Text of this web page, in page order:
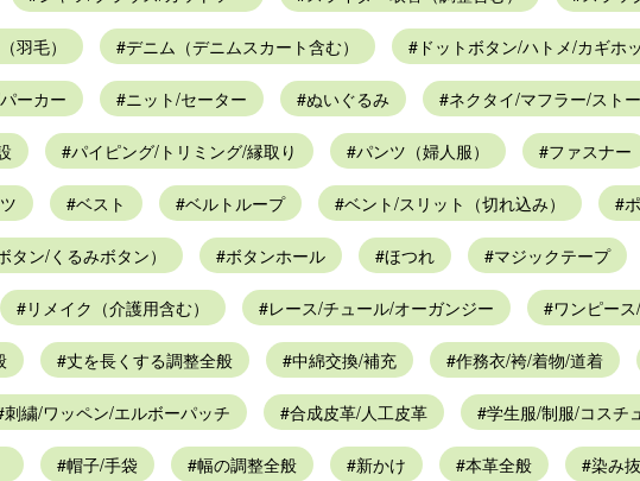
羽毛） デニム（デニムスカート含む） ドットボタン/ハトメ/カギホ
ーカー ニット/セーター ぬいぐるみ ネクタイ/マフラー/スト
パイピング/トリミング/縁取り パンツ（婦人服） ファスナー
ベスト ベルトループ ベント/スリット（切れ込み）
ン/くるみボタン） ボタンホール ほつれ マジックテープ
リメイク（介護用含む） レース/チュール/オーガンジー ワンピー
丈を長くする調整全般 中綿交換/補充 作務衣/袴/着物/道着
刺繍/ワッペン/エルボーパッチ 合成皮革/人工皮革 学生服/制服/コスチ
帽子/手袋 幅の調整全般 新かけ 本革全般 染み